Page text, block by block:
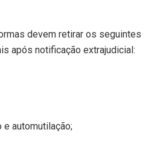
devem retirar os seguintes
após notificação extrajudicial:
automutilação;